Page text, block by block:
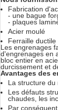
Fabrication
- une bague
- plaques
Acier moulé
Ferraille
Les engrenages
d'engrenages en
bloc entier en
durcissement et
Avantages des
La structure du
Les défauts
chaudes, les
Par